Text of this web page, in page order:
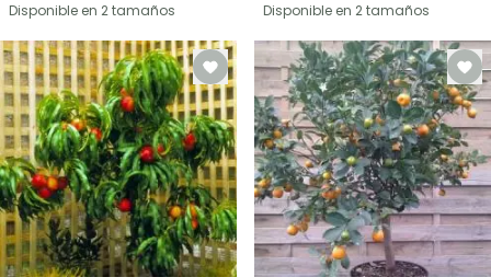
Disponible en 2 tamaños
Disponible en 2 tamaños